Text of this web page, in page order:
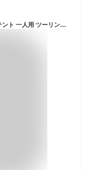
一人用テント 軽量 コンパクト エアーテント テント 一人用 ツーリングテント 軽量テント キャンプ テント ソロテント ソロキャンプ テント 防風 防虫 1人用 ミリタリー テント バックパッキングテントアウトドアキャンプ寝袋テント アウトドア 登山 設営簡単 収納袋付き